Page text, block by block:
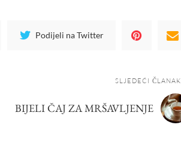
Podijeli na Twitter
SLJEDEĆI ČLANAK
BIJELI ČAJ ZA MRŠAVLJENJE